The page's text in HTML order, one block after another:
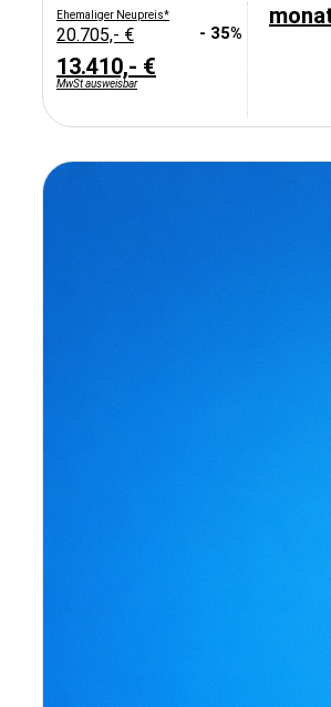
Ehemaliger Neupreis*
20.705,- € - 35%
13.410,- €
MwSt ausweisbar